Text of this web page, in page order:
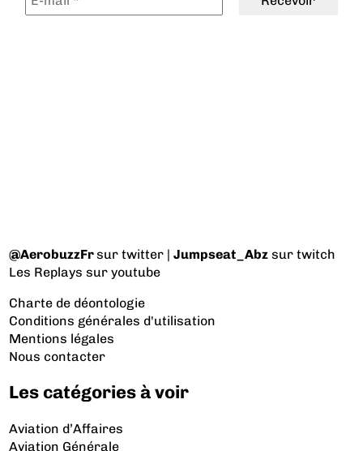
@AerobuzzFrsur twitter |Jumpseat_Abz sur twitch
Les Replays sur youtube
Charte de déontologie
Conditions générales d'utilisation
Mentions légales
Nous contacter
Les catégories à voir
Aviation d’Affaires
Aviation Générale